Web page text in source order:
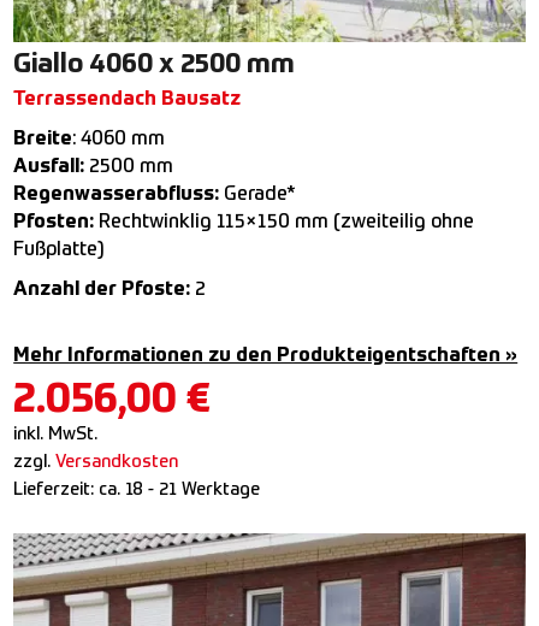
Giallo 4060 x 2500 mm
Terrassendach Bausatz
Breite: 4060 mm
Ausfall: 2500 mm
Regenwasserabfluss: Gerade*
Pfosten: Rechtwinklig 115×150 mm (zweiteilig ohne
Fußplatte)
Anzahl der Pfoste: 2
Mehr Informationen zu den Produkteigentschaften »
2.056,00 €
inkl. MwSt.
zzgl.Versandkosten
Lieferzeit: ca. 18 - 21 Werktage